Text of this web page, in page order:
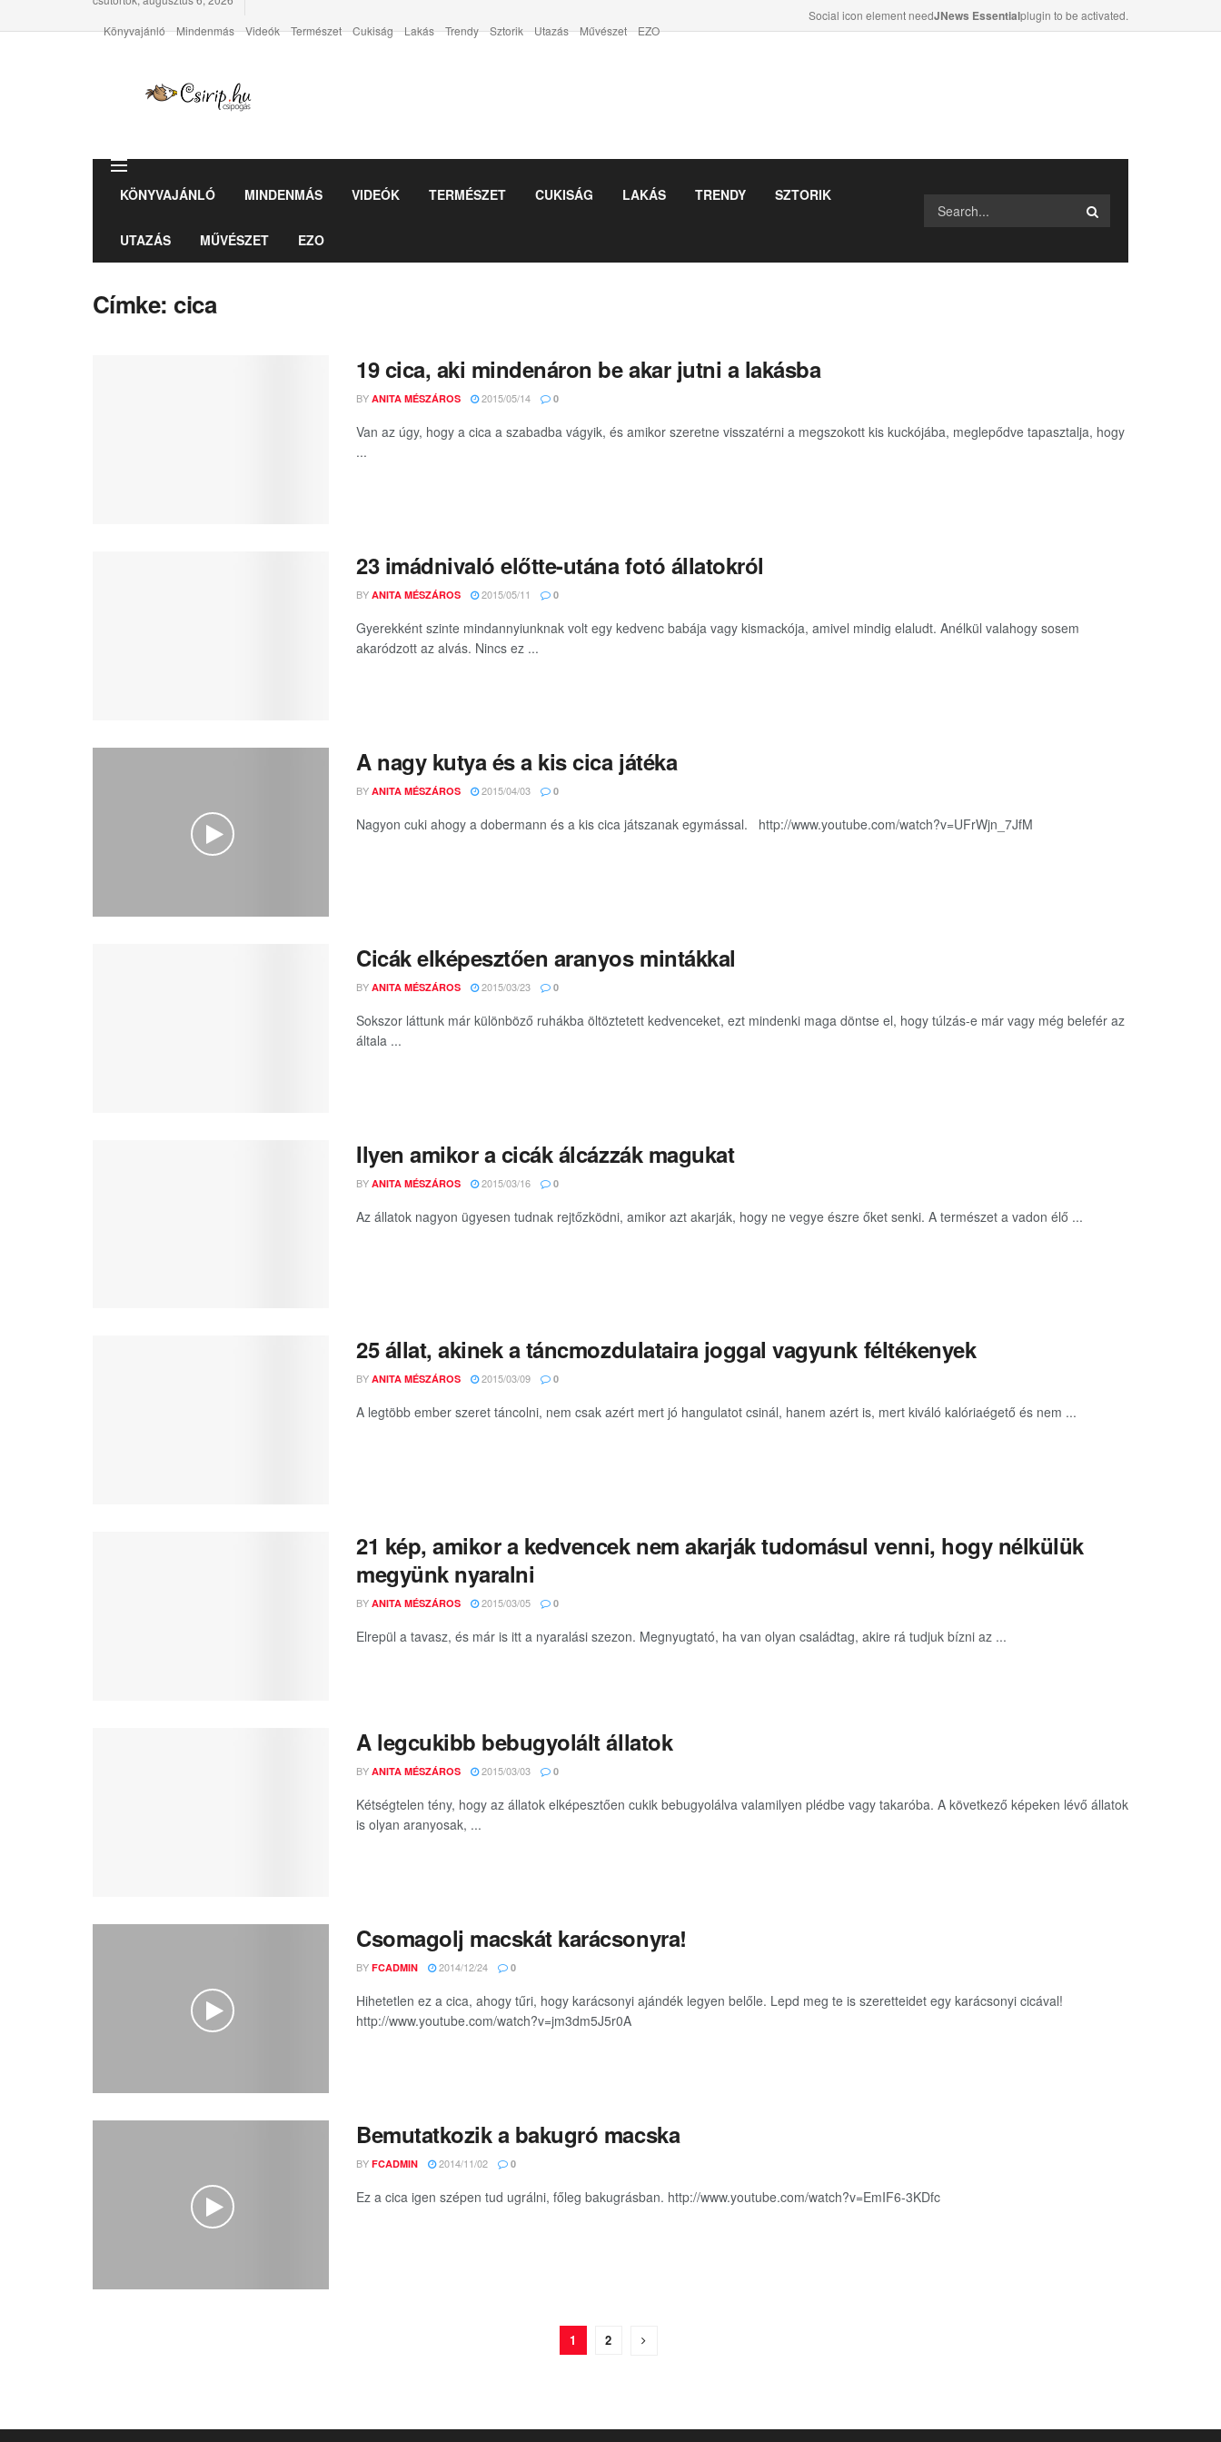
Könyvajánló
Mindenmás Videók Természet Cukiság Lakás Trendy Sztorik Utazás Művészet EZO
Social icon element needJNews Essentialplugin to be activated.
KÖNYVAJÁNLÓ MINDENMÁS VIDEÓK TERMÉSZET CUKISÁG LAKÁS TRENDY SZTORIK
UTAZÁS MŰVÉSZET EZO
Címke: cica
19 cica, aki mindenáron be akar jutni a lakásba
BY ANITA MÉSZÁROS 2015/05/14 0
Van az úgy, hogy a cica a szabadba vágyik, és amikor szeretne visszatérni a megszokott kis kuckójába, meglepődve tapasztalja, hogy
...
23 imádnivaló előtte-utána fotó állatokról
BY ANITA MÉSZÁROS 2015/05/11 0
Gyerekként szinte mindannyiunknak volt egy kedvenc babája vagy kismackója, amivel mindig elaludt. Anélkül valahogy sosem
akaródzott az alvás. Nincs ez ...
A nagy kutya és a kis cica játéka
BY ANITA MÉSZÁROS 2015/04/03 0
Nagyon cuki ahogy a dobermann és a kis cica játszanak egymással. http://www.youtube.com/watch?v=UFrWjn_7JfM
Cicák elképesztően aranyos mintákkal
BY ANITA MÉSZÁROS 2015/03/23 0
Sokszor láttunk már különböző ruhákba öltöztetett kedvenceket, ezt mindenki maga döntse el, hogy túlzás-e már vagy még belefér az
általa ...
Ilyen amikor a cicák álcázzák magukat
BY ANITA MÉSZÁROS 2015/03/16 0
Az állatok nagyon ügyesen tudnak rejtőzködni, amikor azt akarják, hogy ne vegye észre őket senki. A természet a vadon élő ...
25 állat, akinek a táncmozdulataira joggal vagyunk féltékenyek
BY ANITA MÉSZÁROS 2015/03/09 0
A legtöbb ember szeret táncolni, nem csak azért mert jó hangulatot csinál, hanem azért is, mert kiváló kalóriaégető és nem ...
21 kép, amikor a kedvencek nem akarják tudomásul venni, hogy nélkülük
megyünk nyaralni
BY ANITA MÉSZÁROS 2015/03/05 0
Elrepül a tavasz, és már is itt a nyaralási szezon. Megnyugtató, ha van olyan családtag, akire rá tudjuk bízni az ...
A legcukibb bebugyolált állatok
BY ANITA MÉSZÁROS 2015/03/03 0
Kétségtelen tény, hogy az állatok elképesztően cukik bebugyolálva valamilyen plédbe vagy takaróba. A következő képeken lévő állatok
is olyan aranyosak, ...
Csomagolj macskát karácsonyra!
BY FCADMIN 2014/12/24 0
Hihetetlen ez a cica, ahogy tűri, hogy karácsonyi ajándék legyen belőle. Lepd meg te is szeretteidet egy karácsonyi cicával!
http://www.youtube.com/watch?v=jm3dm5J5r0A
Bemutatkozik a bakugró macska
BY FCADMIN 2014/11/02 0
Ez a cica igen szépen tud ugrálni, főleg bakugrásban. http://www.youtube.com/watch?v=EmIF6-3KDfc
1 2